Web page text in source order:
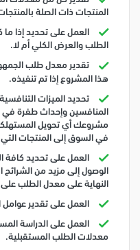
المنتجات ذات الصلة
العمل على تحديد إذا
الطلب والعرض الكلي أم لا.
تقدير معدل طلب
هذا المشروع إذا تم تنفيذه.
تحديد الميزات
المنافسين وإحداث طفرة
مشروعك أي تحويل
في السوق إلى المنتجات
العمل على تحديد كافة
الوصول إلى مزيد من
النهاية على معدل الطلب
العمل على تقدير
العمل على الدراسة
معدلات الطلب المستقبلية.